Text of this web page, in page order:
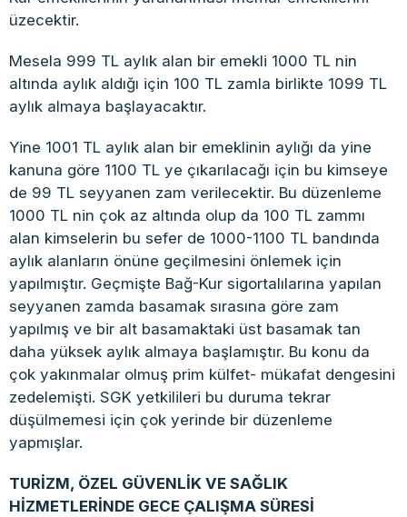
üzecektir.
Mesela 999 TL aylık alan bir emekli 1000 TL nin
altında aylık aldığı için 100 TL zamla birlikte 1099 TL
aylık almaya başlayacaktır.
Yine 1001 TL aylık alan bir emeklinin aylığı da yine
kanuna göre 1100 TL ye çıkarılacağı için bu kimseye
de 99 TL seyyanen zam verilecektir. Bu düzenleme
1000 TL nin çok az altında olup da 100 TL zammı
alan kimselerin bu sefer de 1000-1100 TL bandında
aylık alanların önüne geçilmesini önlemek için
yapılmıştır. Geçmişte Bağ-Kur sigortalılarına yapılan
seyyanen zamda basamak sırasına göre zam
yapılmış ve bir alt basamaktaki üst basamak tan
daha yüksek aylık almaya başlamıştır. Bu konu da
çok yakınmalar olmuş prim külfet- mükafat dengesini
zedelemişti. SGK yetkilileri bu duruma tekrar
düşülmemesi için çok yerinde bir düzenleme
yapmışlar.
TURİZM, ÖZEL GÜVENLİK VE SAĞLIK
HİZMETLERİNDE GECE ÇALIŞMA SÜRESİ